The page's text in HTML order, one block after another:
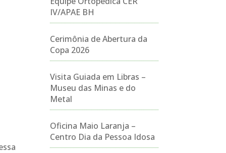
IV/APAE BH
Cerimônia de Abertura da
Copa 2026
Visita Guiada em Libras –
Museu das Minas e do
Metal
Oficina Maio Laranja –
Centro Dia da Pessoa Idosa